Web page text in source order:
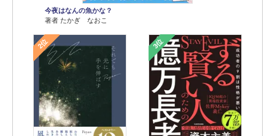
今夜はなんの魚かな？
著者 たかぎ なおこ
2位 3位